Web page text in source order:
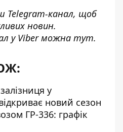
Telegram-канал, щоб
новин.
у Viber можна тут.
у
новий сезон
ГР-336: графік